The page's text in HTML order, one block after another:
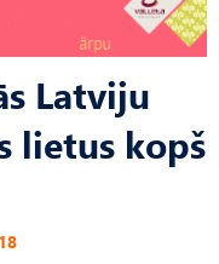
Latviju
lietus kopš